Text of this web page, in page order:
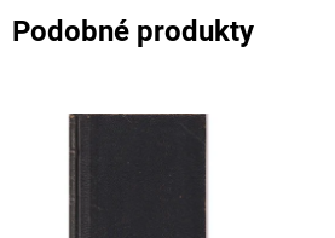
Podobné produkty